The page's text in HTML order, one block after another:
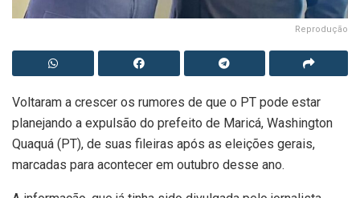
Reprodução
Voltaram a crescer os rumores de que o PT pode estar
planejando a expulsão do prefeito de Maricá, Washington
Quaquá (PT), de suas fileiras após as eleições gerais,
marcadas para acontecer em outubro desse ano.